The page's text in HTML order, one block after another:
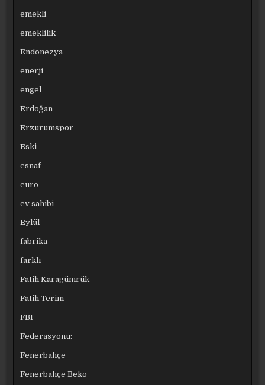
emekli
emeklilik
Endonezya
enerji
engel
Erdoğan
Erzurumspor
Eski
esnaf
euro
ev sahibi
Eylül
fabrika
farklı
Fatih Karagümrük
Fatih Terim
FBI
Federasyonu:
Fenerbahçe
Fenerbahçe Beko